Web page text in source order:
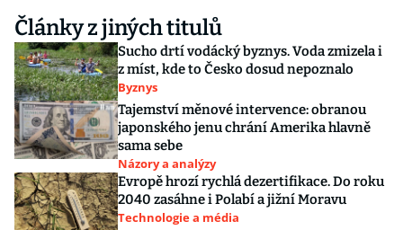
Články z jiných titulů
Sucho drtí vodácký byznys. Voda zmizela i
z míst, kde to Česko dosud nepoznalo
Byznys
Tajemství měnové intervence: obranou
japonského jenu chrání Amerika hlavně
sama sebe
Názory a analýzy
Evropě hrozí rychlá dezertifikace. Do roku
2040 zasáhne i Polabí a jižní Moravu
Technologie a média